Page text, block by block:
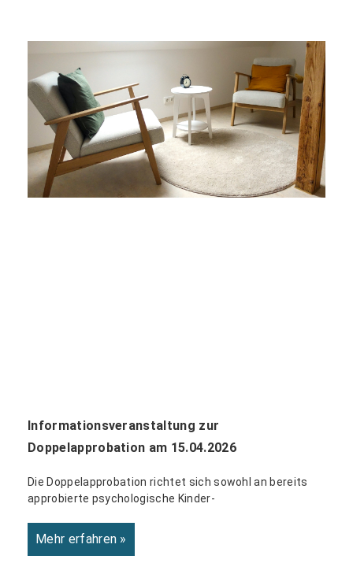
Informationsveranstaltung zur
Doppelapprobation am 15.04.2026
Die Doppelapprobation richtet sich sowohl an bereits
approbierte psychologische Kinder-
Mehr erfahren »